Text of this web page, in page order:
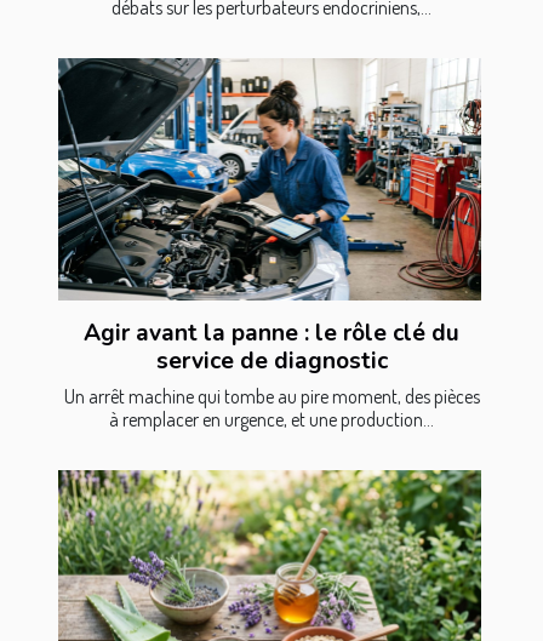
débats sur les perturbateurs endocriniens,...
Agir avant la panne : le rôle clé du
service de diagnostic
Un arrêt machine qui tombe au pire moment, des pièces
à remplacer en urgence, et une production...